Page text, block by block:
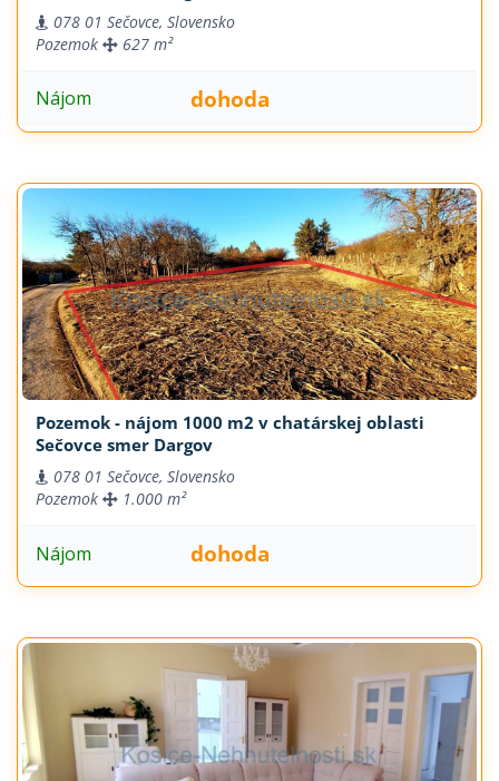
078 01 Sečovce, Slovensko
Pozemok
627 m²
Nájom dohoda
Pozemok - nájom 1000 m2 v chatárskej oblasti
Sečovce smer Dargov
078 01 Sečovce, Slovensko
Pozemok
1.000 m²
Nájom dohoda